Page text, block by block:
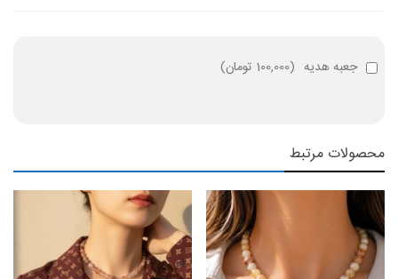
جعبه هدیه (100,000 تومان )
محصولات مرتبط